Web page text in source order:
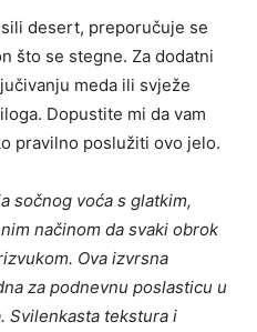
desert, preporučuje se
što se stegne. Za dodatni
meda ili svježe
Dopustite mi da vam
pravilno poslužiti ovo jelo.
sočnog voća s glatkim,
načinom da svaki obrok
Ova izvrsna
za podnevnu poslasticu u
Svilenkasta tekstura i